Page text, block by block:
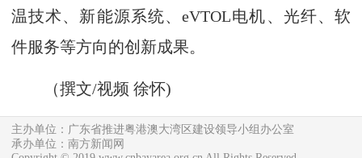
温技术、新能源系统、eVTOL电机、光纤、软
件服务等方向的创新成果。
（撰文/视频 徐怀)
主办单位：广东省推进粤港澳大湾区建设领导小组办公室
承办单位：南方新闻网